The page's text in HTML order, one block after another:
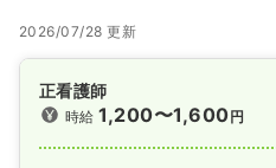
2026/07/28 更新
正看護師
時給1,200〜1,600円